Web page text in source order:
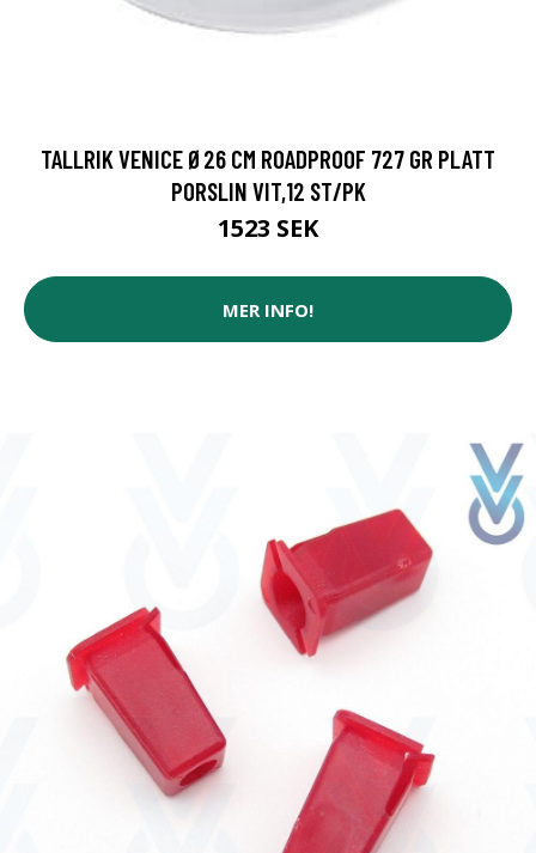
TALLRIK VENICE Ø26 CM ROADPROOF 727 GR PLATT
PORSLIN VIT,12 ST/PK
1523 SEK
MER INFO!